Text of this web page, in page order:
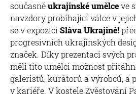
současnéukrajinské umělceve
navzdory probíhající válce v
se v expozici Sláva Ukrajině!
progresivních ukrajinských
značek. Díky prezentaci svých
měli tito umělci možnost
galeristů, kurátorů a výrobců, a
v kariéře. V kostele Zvěstování